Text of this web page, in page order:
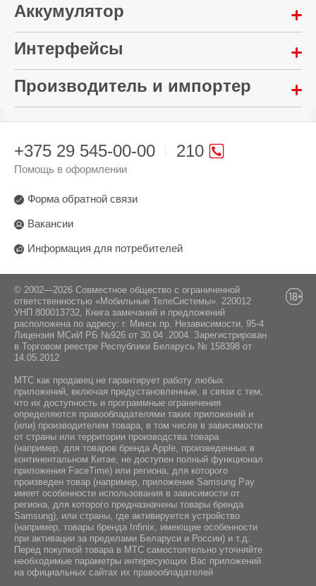
Гарантия:
Тип:
Модем
Комплектация:
Ширина:
28 мм
Длина:
Толщина:
11.5 мм
35 г
Аккумулятор
Питание:
Интерфейсы
Поддержка 4G:
Да
Тип SIM-карты:
microSIM
Производитель и импортер
Произведено в стране:
Производитель:
ООО «Техкомпания Хуавэй»
210
+375 29 545-00-00
Помощь в оформлении
Форма обратной связи
Вакансии
Информация для потребителей
© 2002—2026 Совместное общество с ограниченной
ответственностью «Мобильные ТелеСистемы». 220012
УНП 800013732, Книга замечаний и предложений
расположена по адресу: г. Минск пр. Независимости, 95-4
Лицензия МСиИ РБ №926 от 30.04 .2004. Зарегистрирован
в Торговом реестре Республики Беларусь № 158398 от
14.05.2012
МТС как продавец не гарантирует работу любых
приложений, включая предустановленные, в связи с тем,
что их доступность и программные ограничения
определяются правообладателями таких приложений и
(или) производителем товара, в том числе в зависимости
от страны или территории производства товара
(например, для товаров бренда Apple, произведенных в
континентальном Китае, не доступен полный функционал
приложения FaceTime) или региона, для которого
произведен товар (например, приложение Samsung Pay
имеет особенности использования в зависимости от
региона, для которого предназначены товары бренда
Samsung), или страны, где активируется устройство
(например, товары бренда Infiniх, имеющие особенности
при активации за пределами Беларуси и России) и т.д.
Перед покупкой товара в МТС самостоятельно уточняйте
необходимые параметры интересующих Вас приложений
на официальных сайтах их правообладателей